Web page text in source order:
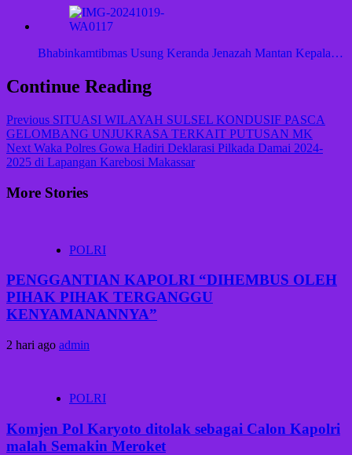
Bhabinkamtibmas Usung Keranda Jenazah Mantan Kepala…
Continue Reading
Previous SITUASI WILAYAH SULSEL KONDUSIF PASCA
GELOMBANG UNJUKRASA TERKAIT PUTUSAN MK
Next Waka Polres Gowa Hadiri Deklarasi Pilkada Damai 2024-
2025 di Lapangan Karebosi Makassar
More Stories
POLRI
PENGGANTIAN KAPOLRI “DIHEMBUS OLEH
PIHAK PIHAK TERGANGGU
KENYAMANANNYA”
2 hari ago admin
POLRI
Komjen Pol Karyoto ditolak sebagai Calon Kapolri
malah Semakin Meroket